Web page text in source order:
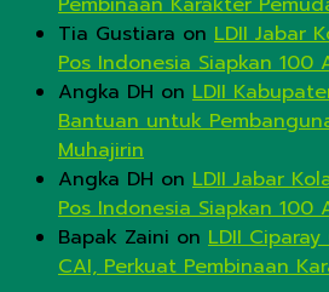
Tia Gustiara on LDII Jabar
Pos Indonesia Siapkan 100
Angka DH on LDII
Bantuan untuk
Muhajirin
Angka DH on LDII Jabar
Pos Indonesia Siapkan 100
Bapak Zaini on LDII
CAI, Perkuat Pembinaan